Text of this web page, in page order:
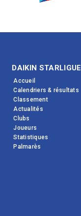
DAIKIN STARLIGUE
Accueil
Calendriers & résultats
Classement
Actualités
Clubs
Joueurs
Statistiques
Palmarès